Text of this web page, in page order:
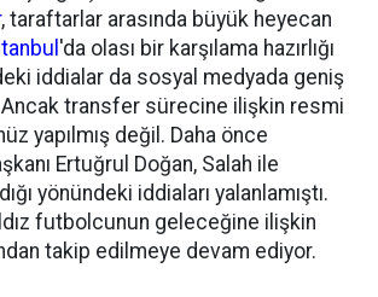
, taraftarlar arasında büyük heyecan
'da olası bir karşılama hazırlığı
iddialar da sosyal medyada geniş
Ancak transfer sürecine ilişkin resmi
yapılmış değil. Daha önce
Ertuğrul Doğan, Salah ile
yönündeki iddiaları yalanlamıştı.
futbolcunun geleceğine ilişkin
takip edilmeye devam ediyor.